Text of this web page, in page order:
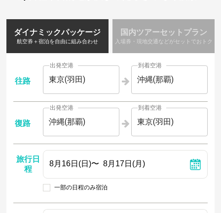
ダイナミックパッケージ
航空券＋宿泊を自由に組み合わせ
国内ツアーセットプラン
入場券・現地交通などがセットでおトク
往路
出発空港
東京(羽田)
到着空港
沖縄(那覇)
復路
出発空港
沖縄(那覇)
到着空港
東京(羽田)
旅行日
程
一部の日程のみ宿泊